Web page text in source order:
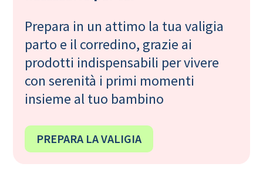
Prepara in un attimo la tua valigia
parto e il corredino, grazie ai
prodotti indispensabili per vivere
con serenità i primi momenti
insieme al tuo bambino
PREPARA LA VALIGIA